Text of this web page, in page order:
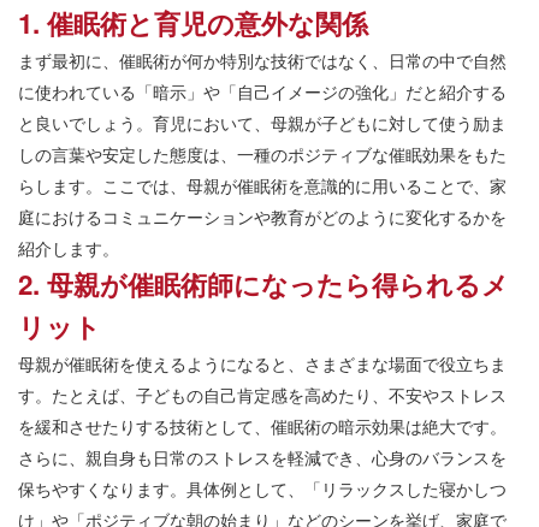
1. 催眠術と育児の意外な関係
まず最初に、催眠術が何か特別な技術ではなく、日常の中で自然
に使われている「暗示」や「自己イメージの強化」だと紹介する
と良いでしょう。育児において、母親が子どもに対して使う励ま
しの言葉や安定した態度は、一種のポジティブな催眠効果をもた
らします。ここでは、母親が催眠術を意識的に用いることで、家
庭におけるコミュニケーションや教育がどのように変化するかを
紹介します。
2. 母親が催眠術師になったら得られるメ
リット
母親が催眠術を使えるようになると、さまざまな場面で役立ちま
す。たとえば、子どもの自己肯定感を高めたり、不安やストレス
を緩和させたりする技術として、催眠術の暗示効果は絶大です。
さらに、親自身も日常のストレスを軽減でき、心身のバランスを
保ちやすくなります。具体例として、「リラックスした寝かしつ
け」や「ポジティブな朝の始まり」などのシーンを挙げ、家庭で